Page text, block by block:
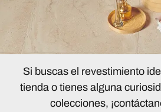
Si buscas el revestimiento
tienda o tienes alguna
colecciones,